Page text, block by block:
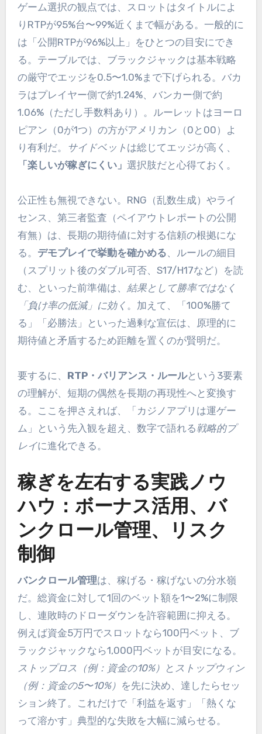
ゲーム選択の観点では、スロットはタイトルによ
りRTPが95%台〜99%近くまで幅がある。一般的に
は「公開RTPが96%以上」をひとつの目安にでき
る。テーブルでは、ブラックジャックは基本戦略
の厳守でエッジを0.5〜1.0%まで下げられる。バカ
ラはプレイヤー側で約1.24%、バンカー側で約
1.06%（ただし手数料あり）。ルーレットはヨーロ
ピアン（0が1つ）の方がアメリカン（0と00）よ
り有利だ。
サイドベット は総じてエッジが高く、
「楽しいが稼ぎにくい」 選択肢だと心得ておく。
公正性も無視できない。RNG（乱数生成）やライ
センス、第三者監査（ペイアウトレポートの公開
有無）は、長期の期待値に対する信頼の根拠にな
る。 デモプレイで挙動を確かめる 、ルールの細目
（スプリット後のダブル可否、S17/H17など）を読
む、といった前準備は、 結果として勝率ではなく
「負け率の低減」に効く 。加えて、「100%勝て
る」「必勝法」といった過剰な宣伝は、原理的に
期待値と矛盾するため距離を置くのが賢明だ。
要するに、 RTP・バリアンス・ルールという3要素
の理解が、短期の偶然を長期の再現性へと変換す
る。ここを押さえれば、「カジノアプリは運ゲー
ム」という先入観を超え、数字で語れる戦略的プ
レイに進化できる。
稼ぎを左右する実践ノウ
ハウ：ボーナス活用、バ
ンクロール管理、リスク
制御
バンクロール管理は、稼げる・稼げないの分水嶺
だ。総資金に対して1回のベット額を1〜2%に制限
し、連敗時のドローダウンを許容範囲に抑える。
例えば資金5万円でスロットなら100円ベット、ブ
ラックジャックなら1,000円ベットが目安になる。
ストップロス（例：資金の10%） と ストップウィン
（例：資金の5〜10%） を先に決め、達したらセッ
ション終了。これだけで「利益を返す」「熱くな
って溶かす」典型的な失敗を大幅に減らせる。